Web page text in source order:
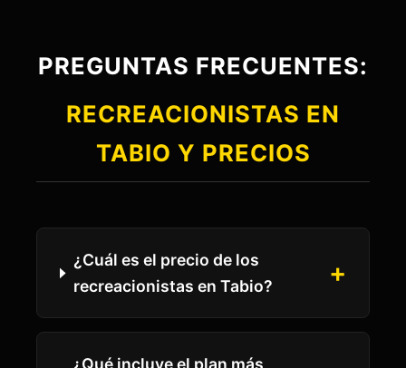
PREGUNTAS FRECUENTES:
RECREACIONISTAS EN
TABIO Y PRECIOS
¿Cuál es el precio de los
recreacionistas en Tabio?